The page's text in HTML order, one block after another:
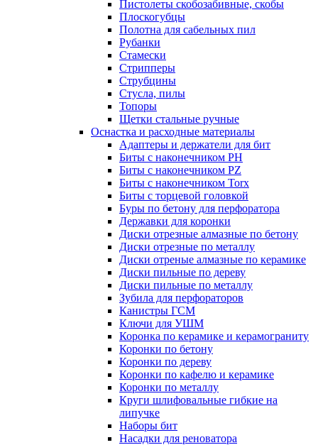
Пистолеты скобозабивные, скобы
Плоскогубцы
Полотна для сабельных пил
Рубанки
Стамески
Стрипперы
Струбцины
Стусла, пилы
Топоры
Щетки стальные ручные
Оснастка и расходные материалы
Адаптеры и держатели для бит
Биты с наконечником PH
Биты с наконечником PZ
Биты с наконечником Torx
Биты с торцевой головкой
Буры по бетону для перфоратора
Державки для коронки
Диски отрезные алмазные по бетону
Диски отрезные по металлу
Диски отреные алмазные по керамике
Диски пильные по дереву
Диски пильные по металлу
Зубила для перфораторов
Канистры ГСМ
Ключи для УШМ
Коронка по керамике и керамограниту
Коронки по бетону
Коронки по дереву
Коронки по кафелю и керамике
Коронки по металлу
Круги шлифовальные гибкие на
липучке
Наборы бит
Насадки для реноватора